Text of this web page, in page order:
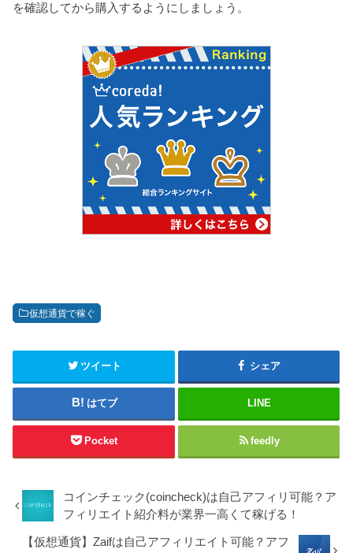
を確認してから購入するようにしましょう。
仮想通貨で稼ぐ
ツイート シェア
はてブ LINE
Pocket feedly
コインチェック(coincheck)は自己アフィリ可能？ア
フィリエイト紹介料が業界一高くて稼げる！
【仮想通貨】Zaifは自己アフィリエイト可能？アフ